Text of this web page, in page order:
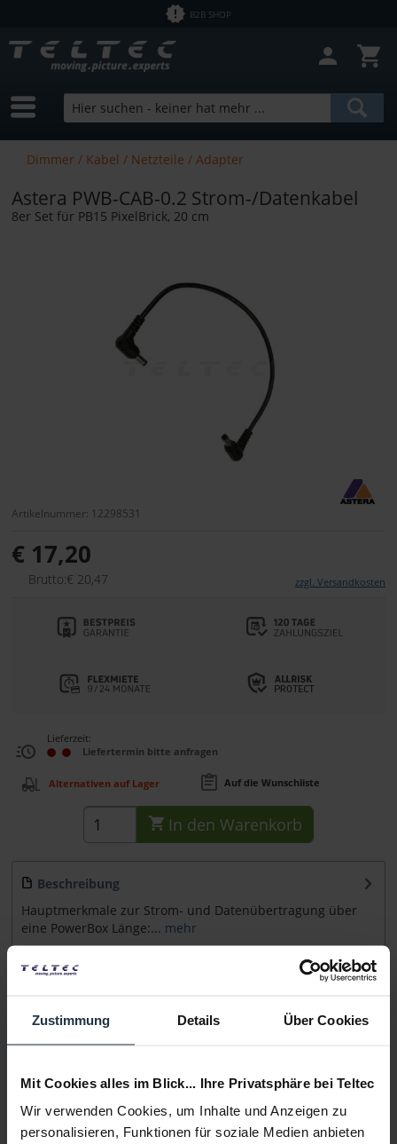
Zustimmung Details Über Cookies
Mit Cookies alles im Blick... Ihre Privatsphäre bei Teltec
Wir verwenden Cookies, um Inhalte und Anzeigen zu
personalisieren, Funktionen für soziale Medien anbieten
B2B SHOP
Dimmer / Kabel / Netzteile / Adapter
Astera PWB-CAB-0.2 Strom-/Datenkabel
8er Set für PB15 PixelBrick, 20 cm
Artikelnummer: 12298531
€ 17,20
Brutto:€ 20,47 zzgl. Versandkosten
Lieferzeit:
Liefertermin bitte anfragen
Alternativen auf Lager Auf die Wunschliste
In den Warenkorb
Beschreibung
Hauptmerkmale zur Strom- und Datenübertragung über
eine PowerBox Länge:... mehr
Beratung
Medien
Infos zu Hersteller & Produktsicherheit
Folgende Infos zum Hersteller sind verfübar......mehr